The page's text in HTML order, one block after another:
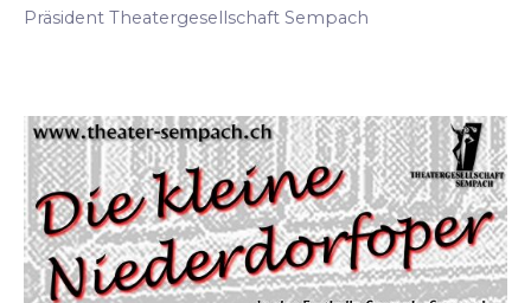
Präsident Theatergesellschaft Sempach